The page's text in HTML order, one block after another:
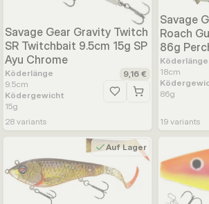
Savage Gear Gravity Twitch
SR Twitchbait 9.5cm 15g SP
Ayu Chrome
Köderlänge
9.5cm
Ködergewicht
15g
9,16 €
Zur Wunschliste
28 variants
Savage
Roach
86g
Köderlänge
18cm
86g
19 variants
Auf Lager